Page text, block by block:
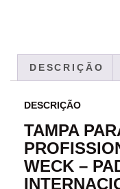
DESCRIÇÃO
DESCRIÇÃO
TAMPA
WECK –